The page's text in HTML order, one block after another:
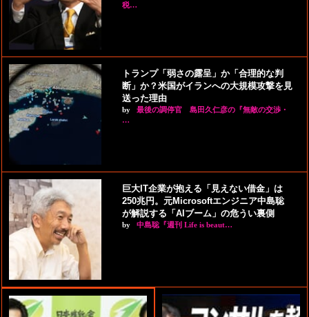
税…
トランプ「弱さの露呈」か「合理的な判
断」か？米国がイランへの大規模攻撃を見
送った理由
by
最後の調停官 島田久仁彦の『無敵の交渉・
…
巨大IT企業が抱える「見えない借金」は
250兆円。元Microsoftエンジニア中島聡
が解説する「AIブーム」の危うい裏側
by 中島聡『週刊 Life is beaut…